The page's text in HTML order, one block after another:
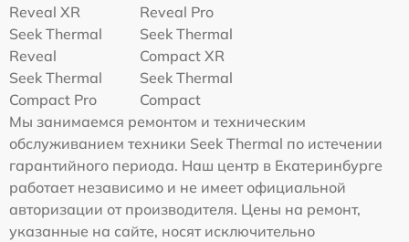
Reveal XR
Reveal Pro
Seek Thermal
Reveal
Seek Thermal
Compact XR
Seek Thermal
Compact Pro
Seek Thermal
Compact
Мы занимаемся ремонтом и техническим
обслуживанием техники Seek Thermal по истечении
гарантийного периода. Наш центр в Екатеринбурге
работает независимо и не имеет официальной
авторизации от производителя. Цены на ремонт,
указанные на сайте, носят исключительно